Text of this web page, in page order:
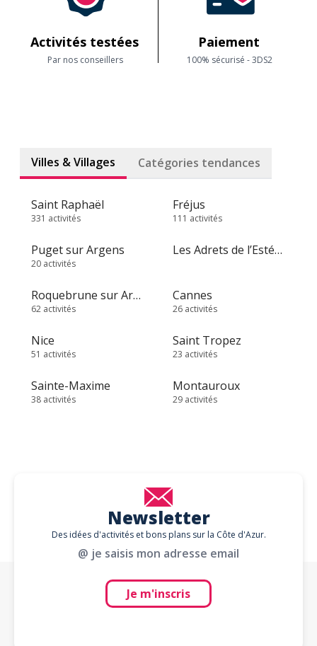
Activités testées
Par nos conseillers
Paiement
100% sécurisé - 3DS2
Villes & Villages Catégories tendances
Saint Raphaël
331 activités
Fréjus
111 activités
Puget sur Argens
20 activités
Les Adrets de l’Estérel
Roquebrune sur Argens
62 activités
Cannes
26 activités
Nice
51 activités
Saint Tropez
23 activités
Sainte-Maxime
38 activités
Montauroux
29 activités
Newsletter
Des idées d'activités et bons plans sur la Côte d'Azur.
@ je saisis mon adresse email
Je m'inscris